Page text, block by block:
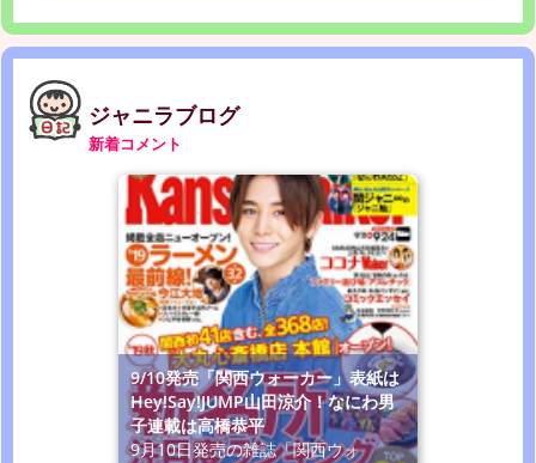
ジャニラブログ
新着コメント
9/10発売「関西ウォーカー」表紙は
Hey!Say!JUMP山田涼介！なにわ男
子連載は高橋恭平
9月10日発売の雑誌「関西ウォ